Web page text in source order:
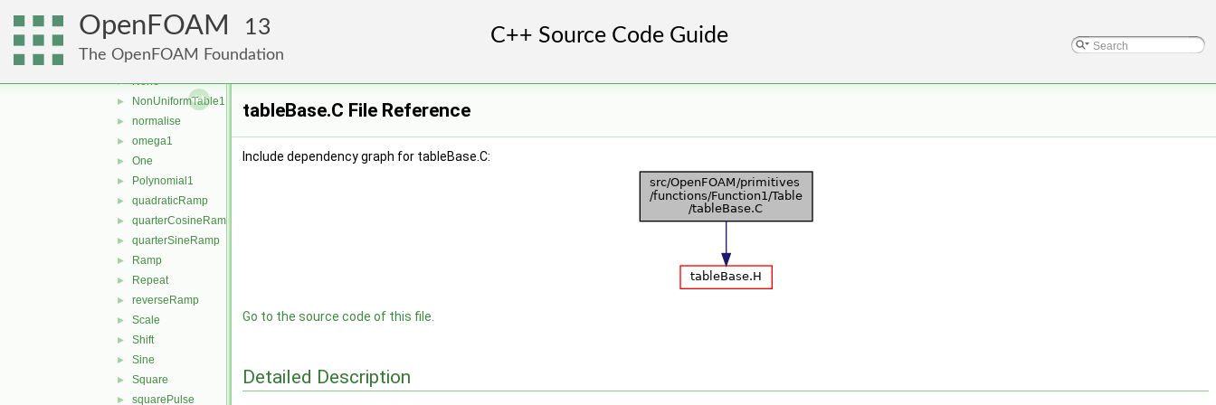
OpenFOAM 13
The OpenFOAM Foundation
► Function1
► linearRamp
► None
► NonUniformTable1
► normalise
► omega1
► One
► Polynomial1
► quadraticRamp
► quarterCosineRamp
► quarterSineRamp
► Ramp
► Repeat
► reverseRamp
► Scale
► Shift
► Sine
► Square
► squarePulse
tableBase.C File Reference
Include dependency graph for tableBase.C:
Go to the source code of this file.
Detailed Description